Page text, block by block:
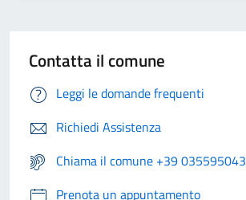
Contatta il comune
Leggi le domande frequenti
Richiedi Assistenza
Chiama il comune +39 035595043
Prenota un appuntamento